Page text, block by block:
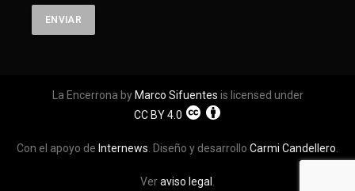
La Encerrona by Marco Sifuentes is licensed under
CC BY 4.0
Con el apoyo de Internews . Diseño y desarrollo Carmi Candellero
Veraviso legal